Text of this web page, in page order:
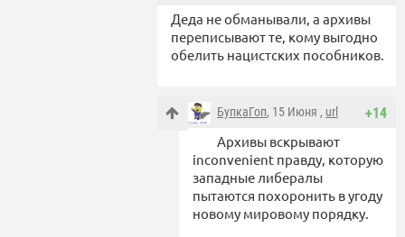
Деда не обманывали, а архивы
переписывают те, кому выгодно
обелить нацистских пособников.
+14
БупкаГоп, 15 Июня , url
Архивы вскрывают
inconvenient правду, которую
западные либералы
пытаются похоронить в угоду
новому мировому порядку.